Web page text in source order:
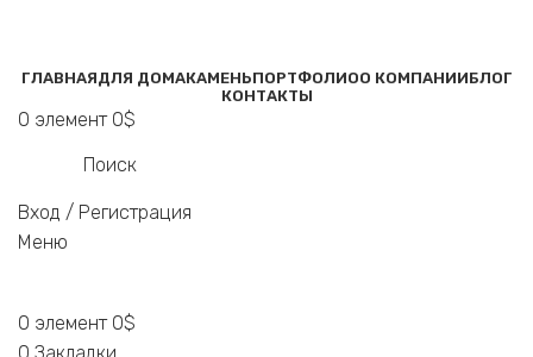
ГЛАВНАЯДЛЯ ДОМАКАМЕНЬПОРТФОЛИОО КОМПАНИИБЛОГ
КОНТАКТЫ
0 элемент 0$
Поиск
Вход / Регистрация
Меню
0 элемент 0$